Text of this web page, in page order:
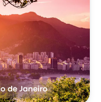
de Janeiro